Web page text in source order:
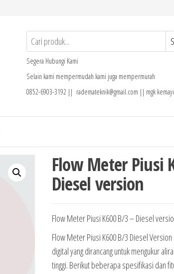
Segera Hubungi Kami
Selain kami mempermudah kami juga mempermurah
0852-6903-3192 || rademateknik@gmail.com || mgk
Flow Meter Piusi
Diesel version
Flow Meter Piusi K600 B/3 – Diesel
Flow Meter Piusi K600 B/3 Diesel
digital yang dirancang untuk mengukur
tinggi. Berikut beberapa spesifikasi dan